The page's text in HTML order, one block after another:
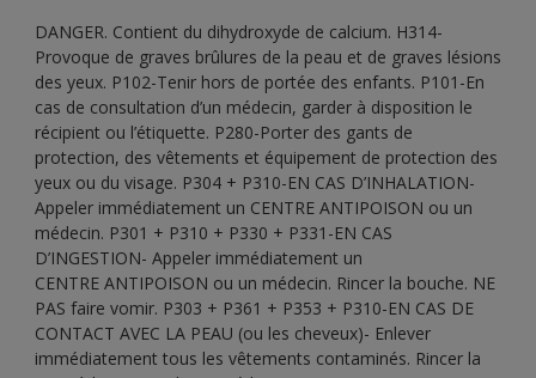
DANGER. Contient du dihydroxyde de calcium. H314-
Provoque de graves brûlures de la peau et de graves lésions
des yeux. P102-Tenir hors de portée des enfants. P101-En
cas de consultation d’un médecin, garder à disposition le
récipient ou l’étiquette. P280-Porter des gants de
protection, des vêtements et équipement de protection des
yeux ou du visage. P304 + P310-EN CAS D’INHALATION-
Appeler immédiatement un CENTRE ANTIPOISON ou un
médecin. P301 + P310 + P330 + P331-EN CAS
D’INGESTION- Appeler immédiatement un
CENTRE ANTIPOISON ou un médecin. Rincer la bouche. NE
PAS faire vomir. P303 + P361 + P353 + P310-EN CAS DE
CONTACT AVEC LA PEAU (ou les cheveux)- Enlever
immédiatement tous les vêtements contaminés. Rincer la